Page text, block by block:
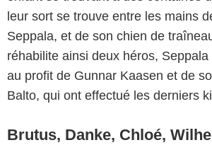
leur sort se trouve entre les mains
Seppala, et de son chien de
réhabilite ainsi deux héros,
au profit de Gunnar Kaasen et de
Balto, qui ont effectué les derniers
Brutus, Danke, Chloé,